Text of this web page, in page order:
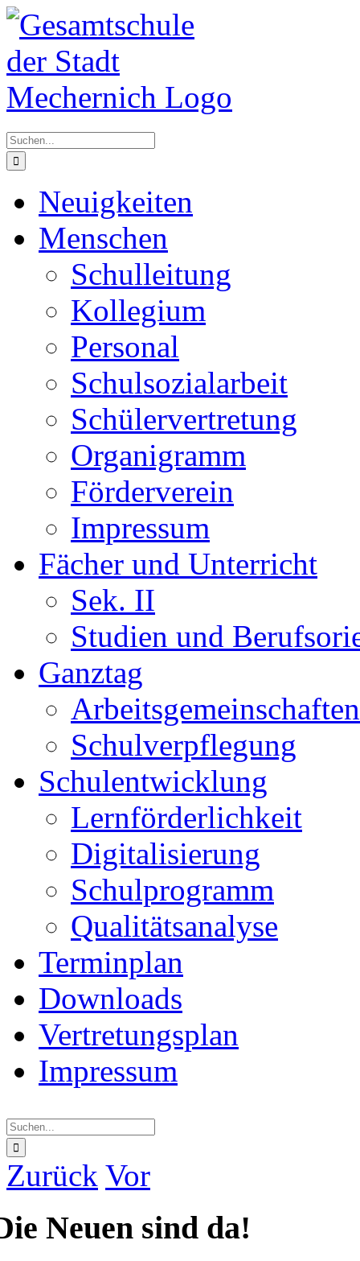
Zum
Inhalt
springen
nach:
Neuigkeiten
Menschen
Schulleitung
Kollegium
Personal
Schulsozialarbeit
Schülervertretung
Organigramm
Förderverein
Impressum
Fächer und Unterricht
Sek. II
Studien und
Ganztag
Arbeitsgemeinschaften
Schulverpflegung
Schulentwicklung
Lernförderlichkeit
Digitalisierung
Schulprogramm
Qualitätsanalyse
Terminplan
Downloads
Vertretungsplan
Impressum
nach:
Zurück Vor
Neuen sind da!